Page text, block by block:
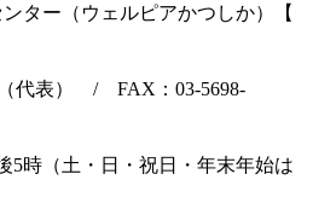
ター（ウェルピアかつしか）【
（代表） / FAX：03-5698-
5時（土・日・祝日・年末年始は